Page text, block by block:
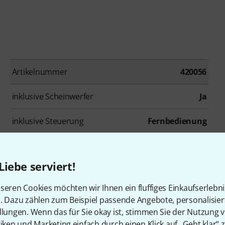
serviert!
Cookies möchten wir Ihnen ein fluffiges
Dazu zählen zum Beispiel passende Angebote,
Wenn das für Sie okay ist, stimmen Sie der Nutzung
Artikelnummer 420056
inklusive Scheinwerfer Ja
inklusive Steuerung Fernbedienung
die sich dieses